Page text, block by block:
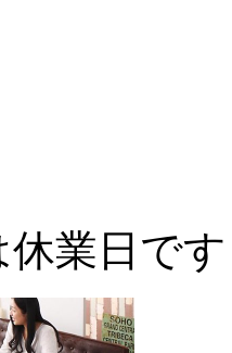
業日です